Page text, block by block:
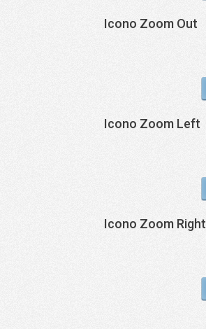
Icono Zoom Out
Icono Zoom Left
Icono Zoom Right